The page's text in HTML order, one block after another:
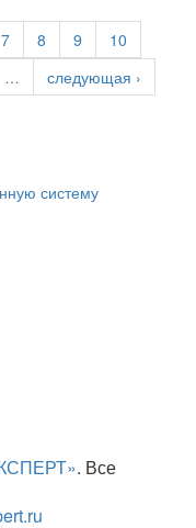
7 8 9
10
…
следующая ›
систему
. Все